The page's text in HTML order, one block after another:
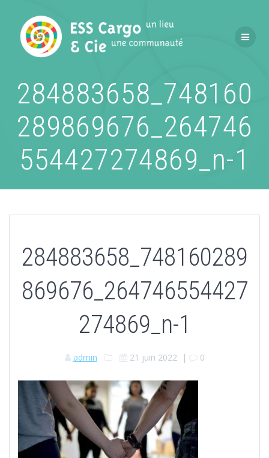
contenu
284883658_748160
289869676_264746
554427274869_n-1
284883658_748160289
869676_264746554427
274869_n-1
admin 21 juin 2022 | 0